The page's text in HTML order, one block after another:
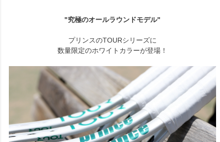
"究極のオールラウンドモデル"
プリンスのTOURシリーズに
数量限定のホワイトカラーが登場！